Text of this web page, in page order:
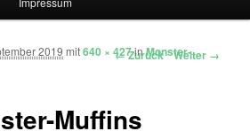
← Zurück Weiter →
Muffins
2019 mit640 × 427inMonster-